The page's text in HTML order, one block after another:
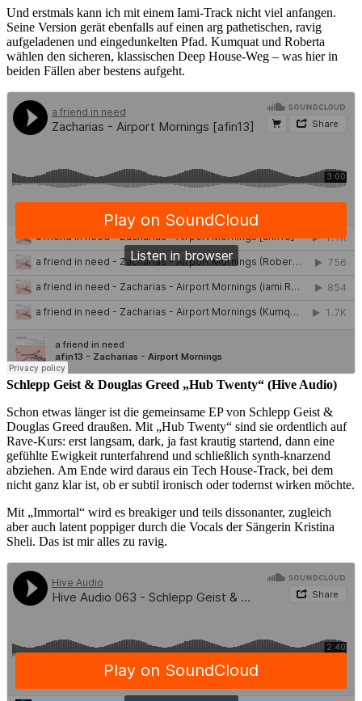
Und erstmals kann ich mit einem Iami-Track nicht viel anfangen.
Seine Version gerät ebenfalls auf einen arg pathetischen, ravig
aufgeladenen und eingedunkelten Pfad. Kumquat und Roberta
wählen den sicheren, klassischen Deep House-Weg – was hier in
beiden Fällen aber bestens aufgeht.
Schlepp Geist & Douglas Greed „Hub Twenty“ (Hive Audio)
Schon etwas länger ist die gemeinsame EP von Schlepp Geist &
Douglas Greed draußen. Mit „Hub Twenty“ sind sie ordentlich auf
Rave-Kurs: erst langsam, dark, ja fast krautig startend, dann eine
gefühlte Ewigkeit runterfahrend und schließlich synth-knarzend
abziehen. Am Ende wird daraus ein Tech House-Track, bei dem
nicht ganz klar ist, ob er subtil ironisch oder todernst wirken möchte.
Mit „Immortal“ wird es breakiger und teils dissonanter, zugleich
aber auch latent poppiger durch die Vocals der Sängerin Kristina
Sheli. Das ist mir alles zu ravig.